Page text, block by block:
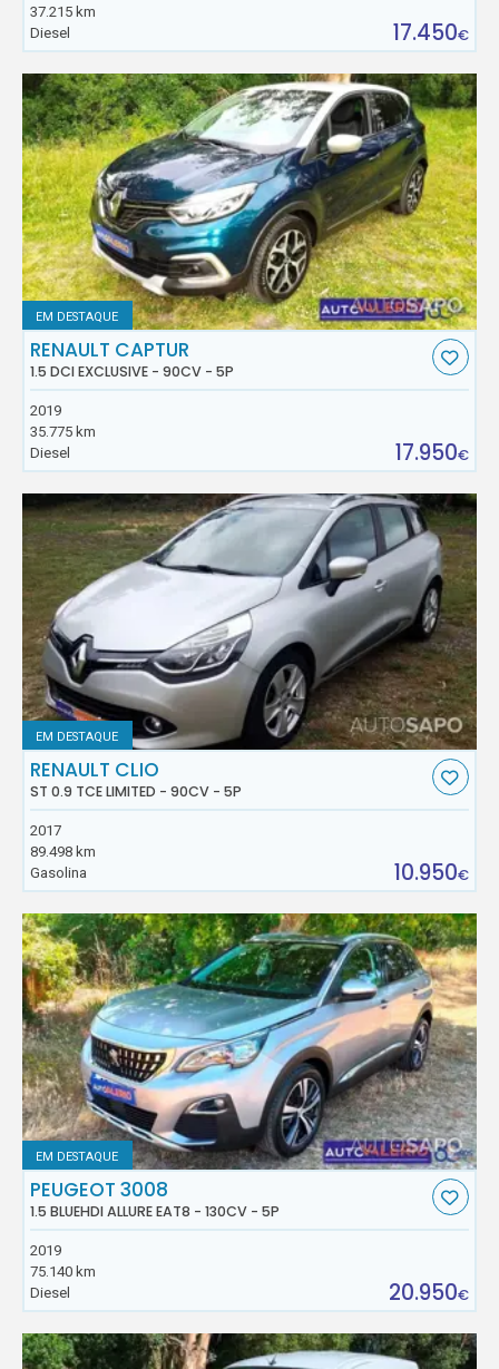
37.215 km
Diesel
17.450€
EM DESTAQUE
RENAULT CAPTUR
1.5 DCI EXCLUSIVE - 90CV - 5P
2019
35.775 km
Diesel
17.950€
EM DESTAQUE
RENAULT CLIO
ST 0.9 TCE LIMITED - 90CV - 5P
2017
89.498 km
Gasolina
10.950€
EM DESTAQUE
PEUGEOT 3008
1.5 BLUEHDI ALLURE EAT8 - 130CV - 5P
2019
75.140 km
Diesel
20.950€